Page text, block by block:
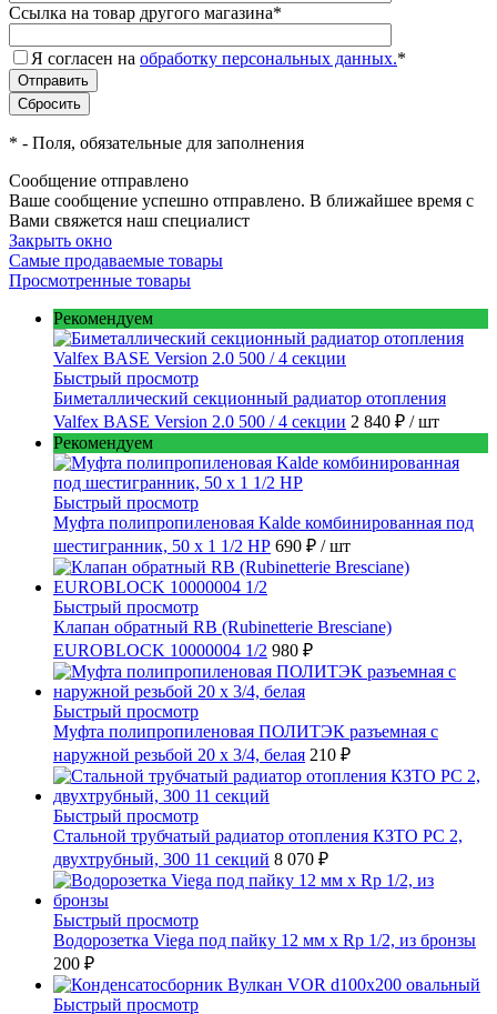
Ссылка на товар другого магазина*
Я согласен на обработку персональных данных.*
* - Поля, обязательные для заполнения
Сообщение отправлено
Ваше сообщение успешно отправлено. В ближайшее время с
Вами свяжется наш специалист
Закрыть окно
Самые продаваемые товары
Просмотренные товары
Рекомендуем
Быстрый просмотр
Биметаллический секционный радиатор отопления
Valfex BASE Version 2.0 500 / 4 секции 2 840 ₽ / шт
Рекомендуем
Быстрый просмотр
Муфта полипропиленовая Kalde комбинированная под
шестигранник, 50 x 1 1/2 НР 690 ₽ / шт
Быстрый просмотр
Клапан обратный RB (Rubinetterie Bresciane)
EUROBLOCK 10000004 1/2 980 ₽
Быстрый просмотр
Муфта полипропиленовая ПОЛИТЭК разъемная с
наружной резьбой 20 x 3/4, белая 210 ₽
Быстрый просмотр
Стальной трубчатый радиатор отопления КЗТО РС 2,
двухтрубный, 300 11 секций 8 070 ₽
Быстрый просмотр
Водорозетка Viega под пайку 12 мм х Rp 1/2, из бронзы
200 ₽
Быстрый просмотр